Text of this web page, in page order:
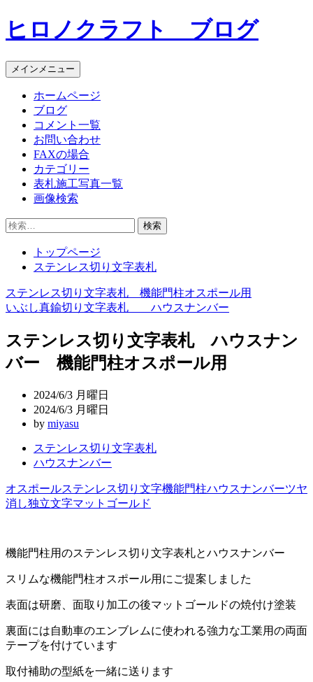
コ
ン
ン
ツ
ヒロノクラフト ブログ
メインメニュー
ホームページ
ブログ
コメント一覧
お問い合わせ
FAXの場合
カテゴリー
表札施工写真一覧
画像検索
検
トップページ
ステンレス切り文字表札
投
稿
ナ
ビ
ステンレス切り文字表札 機能門柱オスポール用
いぶし真鍮切り文字表札 ハウスナンバー
ステンレス切り文字表札 ハウスナン
バー 機能門柱オスポール用
2024/6/3 月曜日
2024/6/3 月曜日
by miyasu
ステンレス切り文字表札
ハウスナンバー
オスポールステンレス切り文字機能門柱ハウスナンバーツヤ
消し独立文字マットゴールド
機能門柱用のステンレス切り文字表札とハウスナンバー
スリムな機能門柱オスポール用にご提案しました
表面は研磨、面取り加工の後マットゴールドの焼付け塗装
裏面には自動車のエンブレムに使われる強力な工業用の両面
テープを付けています
取付補助の型紙を一緒に送ります